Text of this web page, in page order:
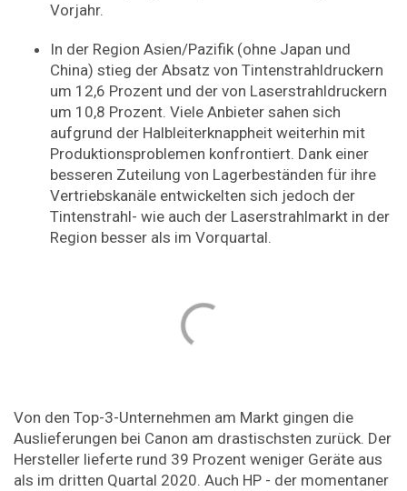
Vorjahr.
In der Region Asien/Pazifik (ohne Japan und
China) stieg der Absatz von Tintenstrahldruckern
um 12,6 Prozent und der von Laserstrahldruckern
um 10,8 Prozent. Viele Anbieter sahen sich
aufgrund der Halbleiterknappheit weiterhin mit
Produktionsproblemen konfrontiert. Dank einer
besseren Zuteilung von Lagerbeständen für ihre
Vertriebskanäle entwickelten sich jedoch der
Tintenstrahl- wie auch der Laserstrahlmarkt in der
Region besser als im Vorquartal.
Von den Top-3-Unternehmen am Markt gingen die
Auslieferungen bei Canon am drastischsten zurück. Der
Hersteller lieferte rund 39 Prozent weniger Geräte aus
als im dritten Quartal 2020. Auch HP - der momentaner